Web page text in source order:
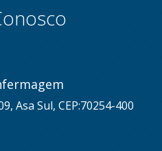
Asa Sul, CEP:70254-400